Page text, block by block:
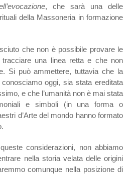
, che sarà una delle
della Massoneria in formazione
che non è possibile provare le
una linea retta e che non
Si può ammettere, tuttavia che la
oggi, sia stata ereditata
e che l’umanità non è mai stata
e simboli (in una forma o
d’Arte del mondo hanno formato
considerazioni, non abbiamo
nella storia velata delle origini
comunque nella posizione di